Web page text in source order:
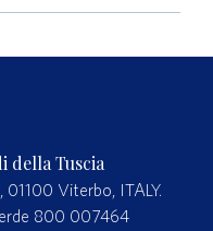
della Tuscia
Viterbo, ITALY.
800 007464